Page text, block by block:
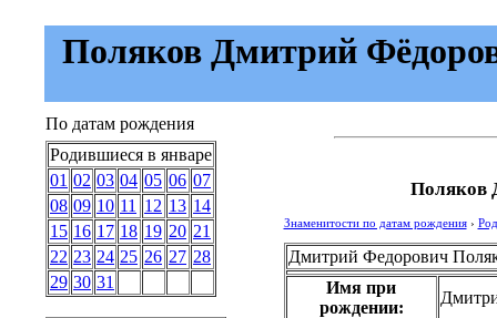
Поляков Дмитрий
По датам рождения
Родившиеся в январе
01 02 03 04 05 06 07
08 09 10 11 12 13 14
15 16 17 18 19 20 21
22 23 24 25 26 27 28
29 30 31
Поляков
Знаменитости по датам рождения›
Дмитрий Федорович
Имя при
рождении: